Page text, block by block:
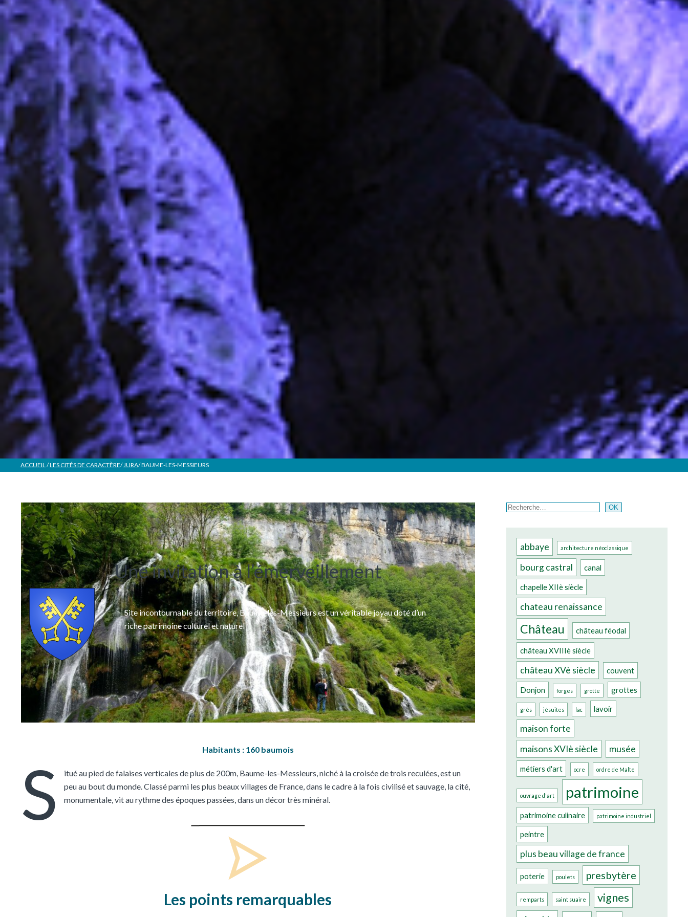
ACCUEIL/LES CITÉS DE CARACTÈRE/JURA/BAUME-LES-MESSIEURS
Une invitation à l’émerveillement
Site incontournable du territoire, Baume-les-Messieurs est un véritable joyau doté d’un
riche patrimoine culturel et naturel
Habitants : 160 baumois
S
itué au pied de falaises verticales de plus de 200m, Baume-les-Messieurs, niché à la croisée de trois reculées, est un
peu au bout du monde. Classé parmi les plus beaux villages de France, dans le cadre à la fois civilisé et sauvage, la cité,
monumentale, vit au rythme des époques passées, dans un décor très minéral.
Les points remarquables
Rechercher OK
abbaye architecture néoclassique
bourg castral canal
chapelle XIIè siècle
chateau renaissance
Château château féodal
château XVIIIè siècle
château XVè siècle couvent
Donjon forges grotte grottes
grès jésuites lac lavoir
maison forte
maisons XVIè siècle
musée
métiers d'art ocre ordre de Malte
ouvrage d'art patrimoine
patrimoine culinaire patrimoine industriel
peintre
plus beau village de france
poterie poulets presbytère
remparts saint suaire vignes